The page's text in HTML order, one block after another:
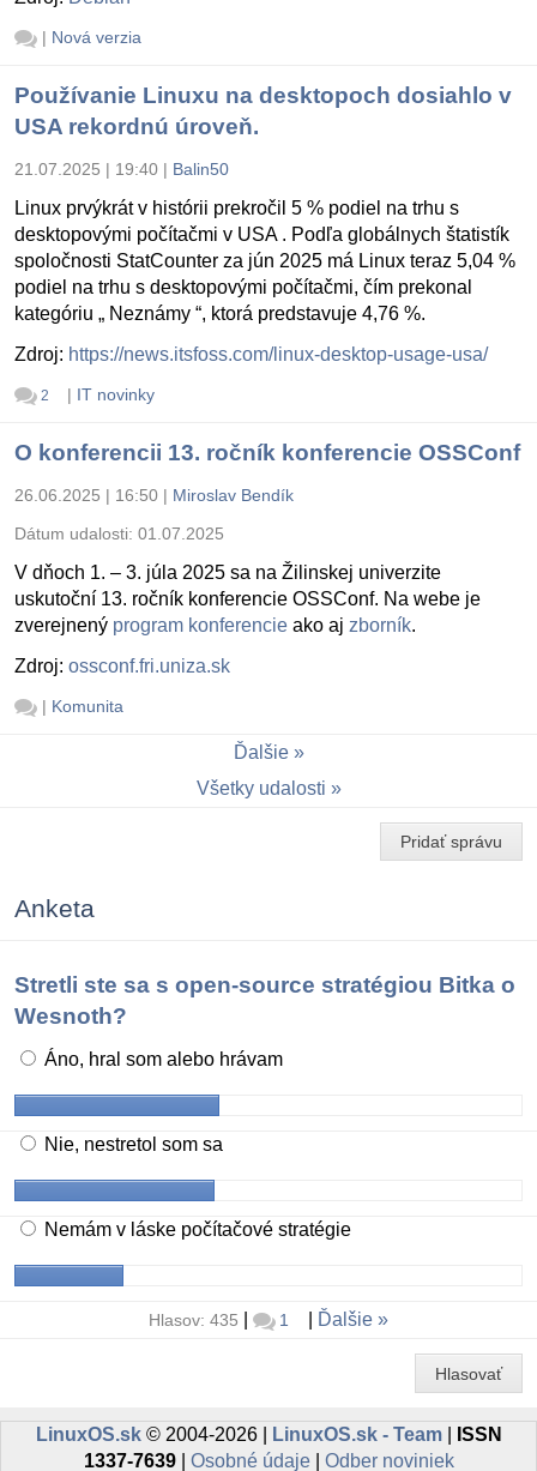
| Nová verzia
Používanie Linuxu na desktopoch dosiahlo v
USA rekordnú úroveň.
21.07.2025 | 19:40 | Balin50
Linux prvýkrát v histórii prekročil 5 % podiel na trhu s
desktopovými počítačmi v USA . Podľa globálnych štatistík
spoločnosti StatCounter za jún 2025 má Linux teraz 5,04 %
podiel na trhu s desktopovými počítačmi, čím prekonal
kategóriu „ Neznámy “, ktorá predstavuje 4,76 %.
Zdroj: https://news.itsfoss.com/linux-desktop-usage-usa/
2 | IT novinky
O konferencii 13. ročník konferencie OSSConf
26.06.2025 | 16:50 | Miroslav Bendík
Dátum udalosti: 01.07.2025
V dňoch 1. – 3. júla 2025 sa na Žilinskej univerzite
uskutoční 13. ročník konferencie OSSConf. Na webe je
zverejnený program konferencie ako aj zborník.
Zdroj: ossconf.fri.uniza.sk
| Komunita
Ďalšie
Všetky udalosti
Pridať správu
Anketa
Stretli ste sa s open-source stratégiou Bitka o
Wesnoth?
Áno, hral som alebo hrávam
Nie, nestretol som sa
Nemám v láske počítačové stratégie
Hlasov: 435 1 Ďalšie
Hlasovať
LinuxOS.sk© 2004-2026 | LinuxOS.sk - Team|
ISSN
1337-7639| Osobné údaje| Odber noviniek